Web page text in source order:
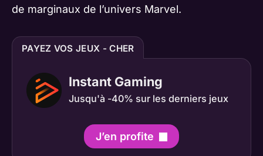
de marginaux de l’univers Marvel​​.
PAYEZ VOS JEUX - CHER
Instant Gaming
Jusqu'à -40% sur les derniers jeux
J’en profite